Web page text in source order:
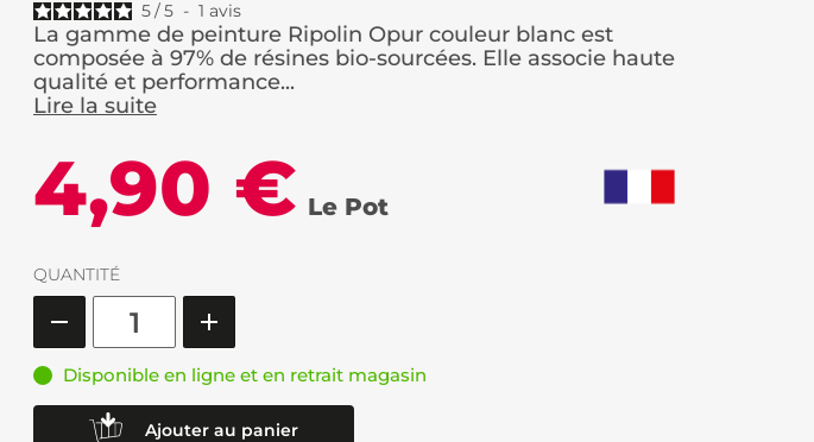
5/5 - 1 avis
La gamme de peinture Ripolin Opur couleur blanc est
composée à 97% de résines bio-sourcées. Elle associe haute
qualité et performance...
Lire la suite
4,90 € Le Pot
QUANTITÉ
Disponible en ligne et en retrait magasin
Ajouter au panier